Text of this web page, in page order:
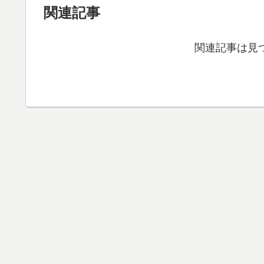
関連記事
関連記事は見